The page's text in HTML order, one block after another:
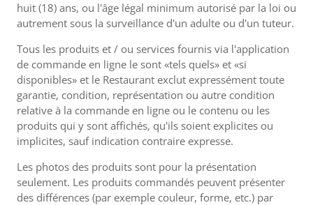
huit (18) ans, ou l'âge légal minimum autorisé par la loi ou
autrement sous la surveillance d'un adulte ou d'un tuteur.
Tous les produits et / ou services fournis via l'application
de commande en ligne le sont «tels quels» et «si
disponibles» et le Restaurant exclut expressément toute
garantie, condition, représentation ou autre condition
relative à la commande en ligne ou le contenu ou les
produits qui y sont affichés, qu'ils soient explicites ou
implicites, sauf indication contraire expresse.
Les photos des produits sont pour la présentation
seulement. Les produits commandés peuvent présenter
des différences (par exemple couleur, forme, etc.) par